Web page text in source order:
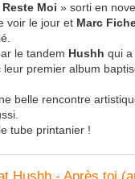
Reste Moi » sorti en
voir le jour et Marc
le tandem Hushh qui
leur premier album
belle rencontre
tube printanier !